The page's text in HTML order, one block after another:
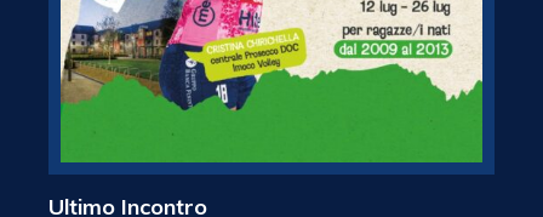
Ultimo Incontro